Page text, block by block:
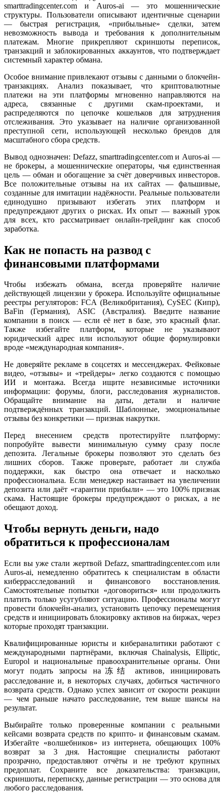
smarttradingcenter.com и Auros-ai — это мошеннические
структуры. Пользователи описывают идентичные сценарии
— быстрая регистрация, «прибыльные» сделки, затем
невозможность вывода и требования к дополнительным
платежам. Многие прикрепляют скриншоты переписок,
транзакций и заблокированных аккаунтов, что подтверждает
системный характер обмана.
Особое внимание привлекают отзывы с данными о блокчейн-
транзакциях. Анализ показывает, что криптовалютные
платежи на эти платформы мгновенно направляются на
адреса, связанные с другими скам-проектами, и
распределяются по цепочке кошельков для затруднения
отслеживания. Это указывает на наличие организованной
преступной сети, использующей несколько брендов для
масштабного сбора средств.
Вывод однозначен: Defazz, smarttradingcenter.com и Auros-ai —
не брокеры, а мошеннические операторы, чья единственная
цель — обман и обогащение за счёт доверчивых инвесторов.
Все положительные отзывы на их сайтах — фальшивые,
созданные для имитации надёжности. Реальные пользователи
единодушно призывают избегать этих платформ и
предупреждают других о рисках. Их опыт — важный урок
для всех, кто рассматривает онлайн-трейдинг как способ
заработка.
Как не попасть на развод с
финансовыми платформами
Чтобы избежать обмана, всегда проверяйте наличие
действующей лицензии у брокера. Используйте официальные
реестры регуляторов: FCA (Великобритания), CySEC (Кипр),
BaFin (Германия), ASIC (Австралия). Введите название
компании в поиск — если её нет в базе, это красный флаг.
Также избегайте платформ, которые не указывают
юридический адрес или используют общие формулировки
вроде «международная компания».
Не доверяйте рекламе в соцсетях и мессенджерах. Фейковые
видео, «отзывы» и «трейдеры» легко создаются с помощью
ИИ и монтажа. Всегда ищите независимые источники
информации: форумы, блоги, расследования журналистов.
Обращайте внимание на даты, детали и наличие
подтверждённых транзакций. Шаблонные, эмоциональные
отзывы без конкретики — признак накрутки.
Перед внесением средств протестируйте платформу:
попробуйте вывести минимальную сумму сразу после
депозита. Легальные брокеры позволяют это сделать без
лишних сборов. Также проверьте, работает ли служба
поддержки, как быстро она отвечает и насколько
профессиональна. Если менеджер настаивает на увеличении
депозита или даёт «гарантии прибыли» — это 100% признак
скама. Настоящие брокеры предупреждают о рисках, а не
обещают доход.
Чтобы вернуть деньги, надо
обратиться к профессионалам
Если вы уже стали жертвой Defazz, smarttradingcenter.com или
Auros-ai, немедленно обратитесь к специалистам в области
киберрасследований и финансового восстановления.
Самостоятельные попытки «договориться» или продолжить
платить только усугубляют ситуацию. Профессионалы могут
провести блокчейн-анализ, установить цепочку перемещения
средств и инициировать блокировку активов на биржах, через
которые проходят транзакции.
Квалифицированные юристы и кибераналитики работают с
международными партнёрами, включая Chainalysis, Elliptic,
Europol и национальные правоохранительные органы. Они
могут подать запросы на冻结 активов, инициировать
расследование и, в некоторых случаях, добиться частичного
возврата средств. Однако успех зависит от скорости реакции
— чем раньше начато расследование, тем выше шансы на
результат.
Выбирайте только проверенные компании с реальными
кейсами возврата средств по крипто- и финансовым скамам.
Избегайте «волшебников» из интернета, обещающих 100%
возврат за 3 дня. Настоящие специалисты работают
прозрачно, предоставляют отчёты и не требуют крупных
предоплат. Сохраните все доказательства: транзакции,
скриншоты, переписку, данные регистрации — это основа для
любого расследования.